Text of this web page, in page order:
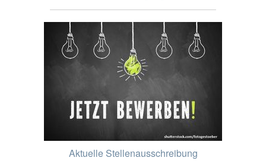
Aktuelle Stellenausschreibung